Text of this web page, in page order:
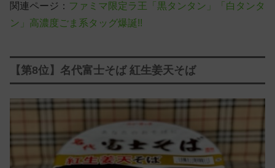
関連ページ： ファミマ限定ラ王「黒タンタン」「白タンタ
ン」高濃度ごま系タッグ爆誕!!
【第8位】名代富士そば 紅生姜天そば